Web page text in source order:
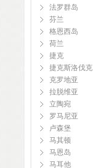
法罗群岛
芬兰
格恩西岛
荷兰
捷克
捷克斯洛伐克
克罗地亚
拉脱维亚
立陶宛
罗马尼亚
卢森堡
马其顿
马恩岛
马耳他